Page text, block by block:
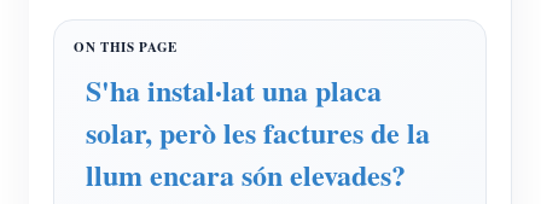
Simulador IAMMETER
Comptador virtual
Sistema de Predicció i Simulació Energètica
S'ha instal·lat una placa
solar, però les factures de la
llum encara són elevades?